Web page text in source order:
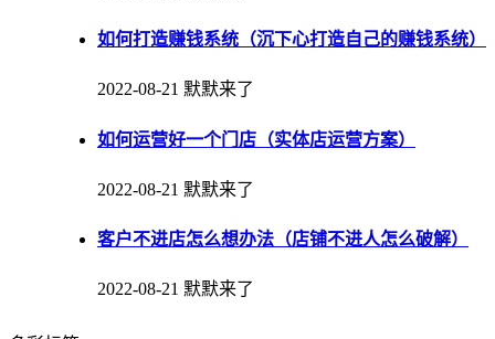
如何打造赚钱系统（沉下心打造自己的赚钱系统）
2022-08-21 默默来了
如何运营好一个门店（实体店运营方案）
2022-08-21 默默来了
客户不进店怎么想办法（店铺不进人怎么破解）
2022-08-21 默默来了